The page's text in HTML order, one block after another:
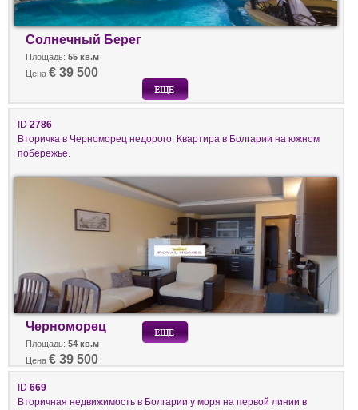
Солнечный Берег
Площадь: 55 кв.м
Цена € 39 500
ID 2786
Вторичка в Черноморец недорого. Квартира в Болгарии на южном
побережье.
Черноморец
Площадь: 54 кв.м
Цена € 39 500
ID 669
Вторичная недвижимость в Болгарии у моря на первой линии в